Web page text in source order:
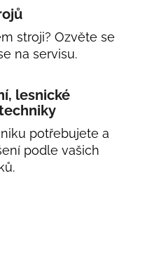
stroji? Ozvěte se
na servisu.
lesnické
potřebujete a
podle vašich